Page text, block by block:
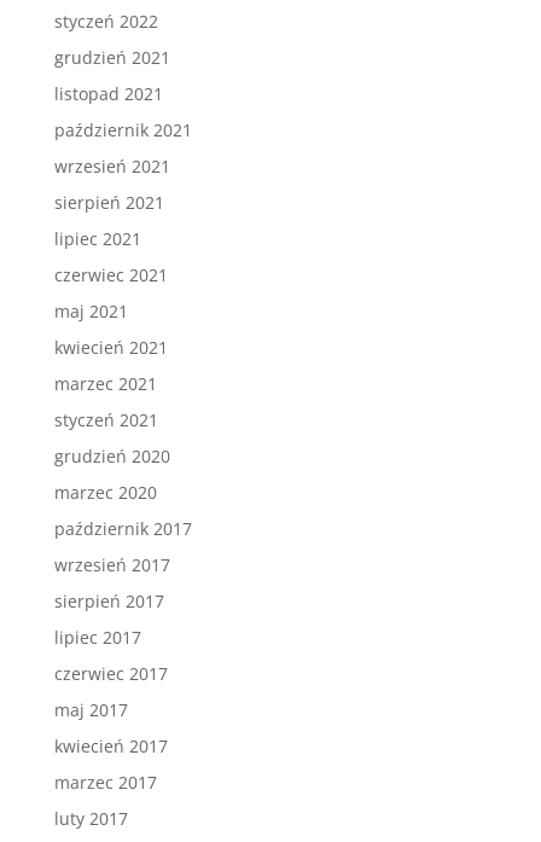
styczeń 2022
grudzień 2021
listopad 2021
październik 2021
wrzesień 2021
sierpień 2021
lipiec 2021
czerwiec 2021
maj 2021
kwiecień 2021
marzec 2021
styczeń 2021
grudzień 2020
marzec 2020
październik 2017
wrzesień 2017
sierpień 2017
lipiec 2017
czerwiec 2017
maj 2017
kwiecień 2017
marzec 2017
luty 2017